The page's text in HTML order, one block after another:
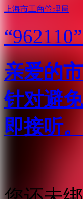
上海市工商管理局
“962110”
亲爱的
针对避
即接听。